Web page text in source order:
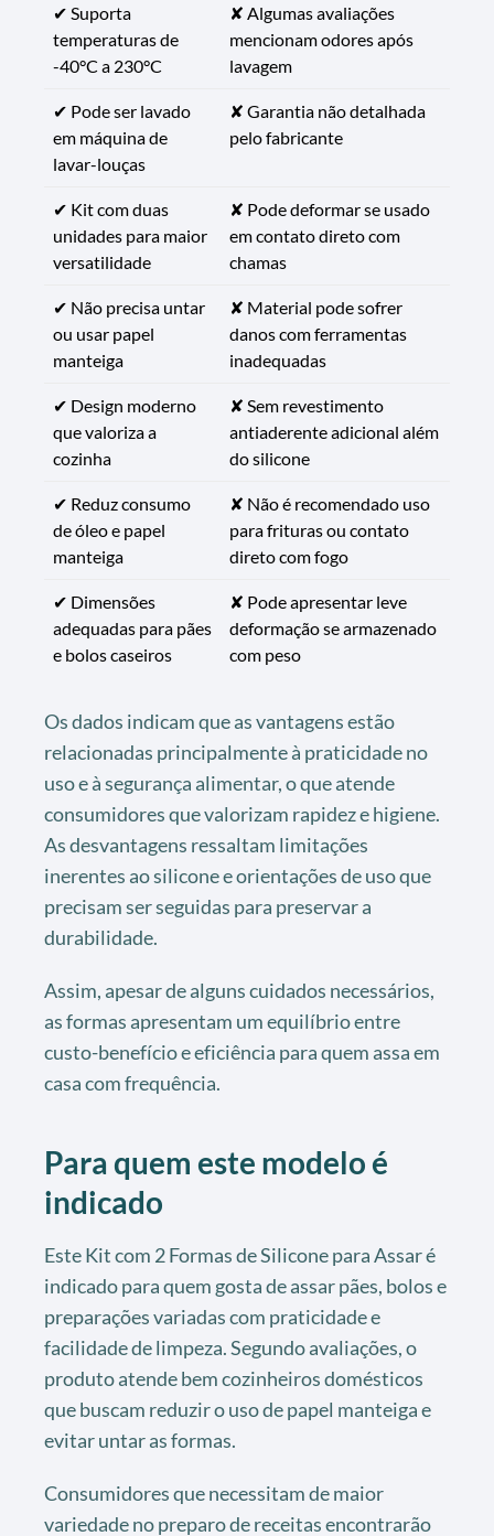
✔ Suporta
temperaturas de
-40°C a 230°C
✘ Algumas avaliações
mencionam odores após
lavagem
✔ Pode ser lavado
em máquina de
lavar-louças
✘ Garantia não detalhada
pelo fabricante
✔ Kit com duas
unidades para maior
versatilidade
✘ Pode deformar se usado
em contato direto com
chamas
✔ Não precisa untar
ou usar papel
manteiga
✘ Material pode sofrer
danos com ferramentas
inadequadas
✔ Design moderno
que valoriza a
cozinha
✘ Sem revestimento
antiaderente adicional além
do silicone
✔ Reduz consumo
de óleo e papel
manteiga
✘ Não é recomendado uso
para frituras ou contato
direto com fogo
✔ Dimensões
adequadas para pães
e bolos caseiros
✘ Pode apresentar leve
deformação se armazenado
com peso
Os dados indicam que as vantagens estão
relacionadas principalmente à praticidade no
uso e à segurança alimentar, o que atende
consumidores que valorizam rapidez e higiene.
As desvantagens ressaltam limitações
inerentes ao silicone e orientações de uso que
precisam ser seguidas para preservar a
durabilidade.
Assim, apesar de alguns cuidados necessários,
as formas apresentam um equilíbrio entre
custo-benefício e eficiência para quem assa em
casa com frequência.
Para quem este modelo é
indicado
Este Kit com 2 Formas de Silicone para Assar é
indicado para quem gosta de assar pães, bolos e
preparações variadas com praticidade e
facilidade de limpeza. Segundo avaliações, o
produto atende bem cozinheiros domésticos
que buscam reduzir o uso de papel manteiga e
evitar untar as formas.
Consumidores que necessitam de maior
variedade no preparo de receitas encontrarão